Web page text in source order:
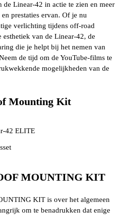
Linear-42 in actie te zien en meer
prestaties ervan. Of je nu
verlichting tijdens off-road
van de Linear-42, de
die je helpt bij het nemen van
de tijd om de YouTube-films te
mogelijkheden van de
Mounting Kit
42 ELITE
MOUNTING KIT
KIT is over het algemeen
om te benadrukken dat enige